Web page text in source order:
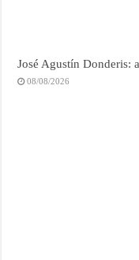
José Agustín Donderis:
08/08/2026